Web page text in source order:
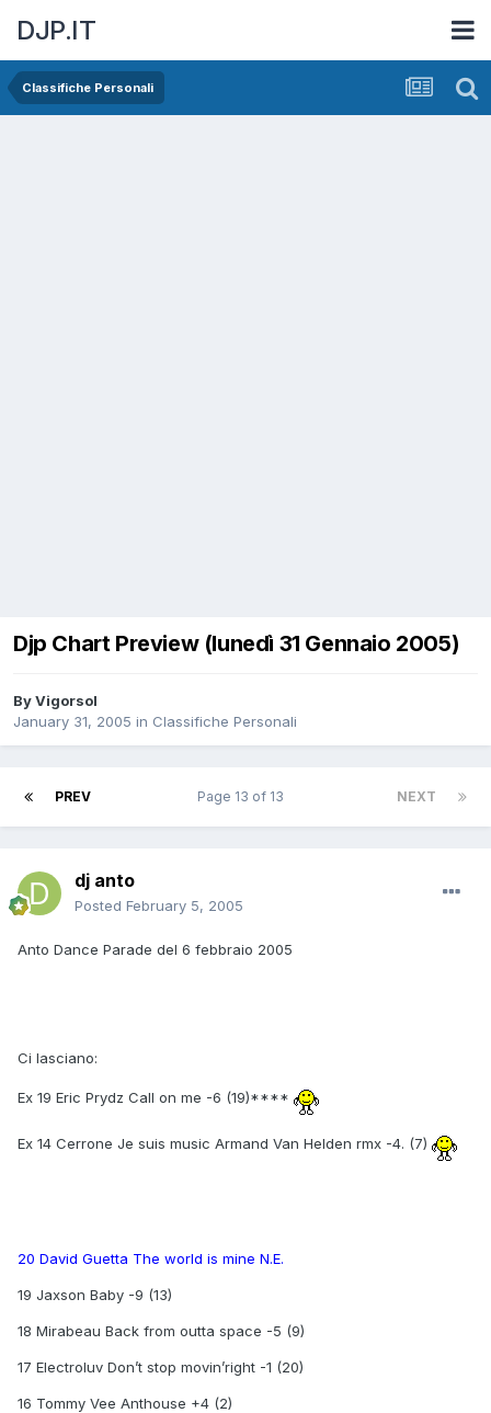
DJP.IT
Classifiche Personali
Djp Chart Preview (lunedì 31 Gennaio 2005)
ByVigorsol
January 31, 2005 in Classifiche Personali
PREV NEXT
Page 13 of 13
dj anto
Posted February 5, 2005
Anto Dance Parade del 6 febbraio 2005
Ci lasciano:
Ex 19 Eric Prydz Call on me -6 (19)****
Ex 14 Cerrone Je suis music Armand Van Helden rmx -4. (7)
20 David Guetta The world is mine N.E.
19 Jaxson Baby -9 (13)
18 Mirabeau Back from outta space -5 (9)
17 Electroluv Don’t stop movin’right -1 (20)
16 Tommy Vee Anthouse +4 (2)